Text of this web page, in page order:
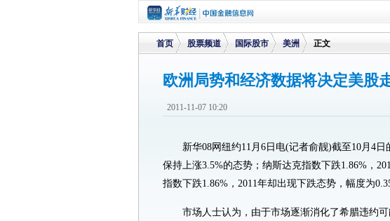
首页
>
股票频道
>
国际股市 美洲 正文
欧洲局势和经济数据将决定美股
2011-11-07 10:20
新华08网纽约11月6日电(记者俞靓)截至10月4
保持上涨3.5%的态势；纳斯达克指数下跌1.86%，
指数下跌1.86%，2011年却出现下跌态势，幅度为
市场人士认为，由于市场逐渐消化了希腊违约